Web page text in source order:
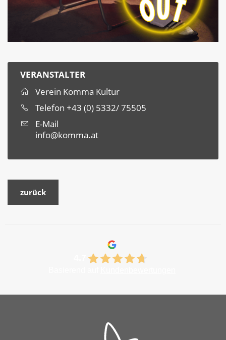
VERANSTALTER
Verein Komma Kultur
Telefon +43 (0) 5332/ 75505
E-Mail
info@komma.at
zurück